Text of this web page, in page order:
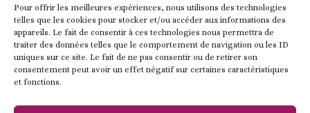
Pour offrir les meilleures expériences, nous utilisons des technologies
telles que les cookies pour stocker et/ou accéder aux informations des
appareils. Le fait de consentir à ces technologies nous permettra de
traiter des données telles que le comportement de navigation ou les ID
uniques sur ce site. Le fait de ne pas consentir ou de retirer son
consentement peut avoir un effet négatif sur certaines caractéristiques
et fonctions.
Politique de confidentialité
Politique de cookie
CGV